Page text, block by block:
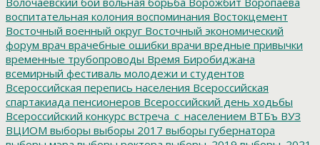
воспитательная колония воспоминания Востокцемент
Восточный военный округ Восточный экономический
форум врач врачебные ошибки врачи вредные привычки
временные трубопроводы Время Биробиджана
всемирный фестиваль молодежи и студентов
Всероссийская перепись населения Всероссийская
спартакиада пенсионеров Всероссийский день ходьбы
Всероссийский конкурс встреча_с_населением ВТБъ ВУЗ
ВЦИОМ выборы выборы 2017 выборы губернатора